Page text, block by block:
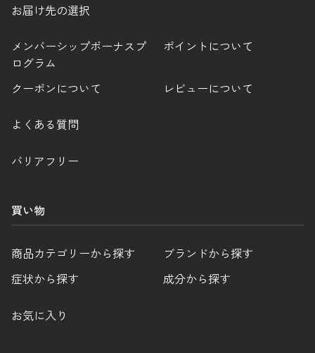
お届け先の選択
メンバーシップボーナスプ
ログラム
ポイントについて
クーポンについて レビューについて
よくある質問
バリアフリー
買い物
商品カテゴリーから探す
ブランドから探す
症状から探す
成分から探す
お気に入り